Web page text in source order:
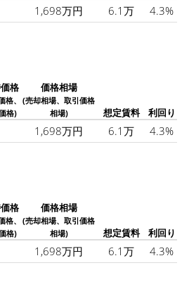
1,698万円 6.1万 4.3%
格
格、
格)
価格相場
(売却相場、取引価格
相場)
想定賃料 利回り
1,698万円 6.1万 4.3%
格
格、
格)
価格相場
(売却相場、取引価格
相場)
想定賃料 利回り
1,698万円 6.1万 4.3%